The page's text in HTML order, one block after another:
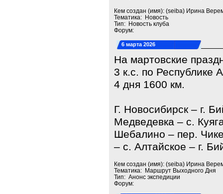
Кем создан (имя): (seiba) Ирина
Тематика: Новость
Тип: Новость клуба
Форум:
6 марта 2026
На мартовские
3 к.с. по Республике
4 дня 1600 км.
Г. Новосибирск – г.
Медведевка – с.
Шебалино – пер.
– с. Алтайское – г.
Кем создан (имя): (seiba) Ирина
Тематика: Маршрут Выходного Дня
Тип: Анонс экспедиции
Форум: